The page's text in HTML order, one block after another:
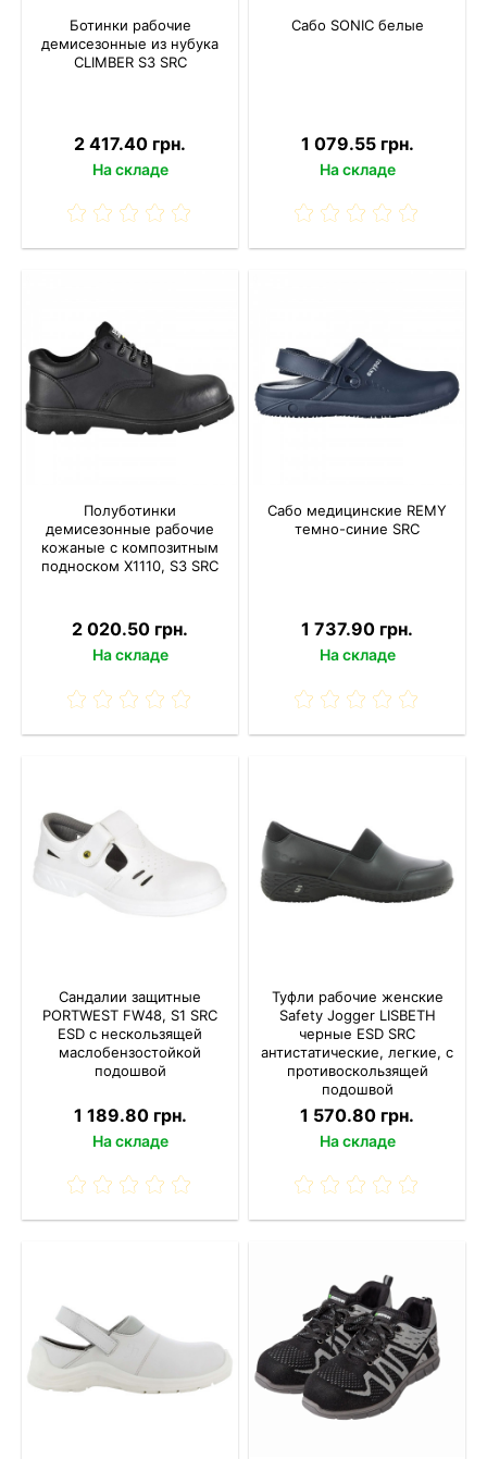
Ботинки рабочие
демисезонные из нубука
CLIMBER S3 SRC
2 417.40 грн.
На складе
Сабо SONIC белые
1 079.55 грн.
На складе
Полуботинки
демисезонные рабочие
кожаные с композитным
подноском X1110, S3 SRC
2 020.50 грн.
На складе
Сабо медицинские REMY
темно-синие SRC
1 737.90 грн.
На складе
Сандалии защитные
PORTWEST FW48, S1 SRC
ESD с нескользящей
маслобензостойкой
подошвой
1 189.80 грн.
На складе
Туфли рабочие женские
Safety Jogger LISBETH
черные ESD SRC
антистатические, легкие, с
противоскользящей
подошвой
1 570.80 грн.
На складе